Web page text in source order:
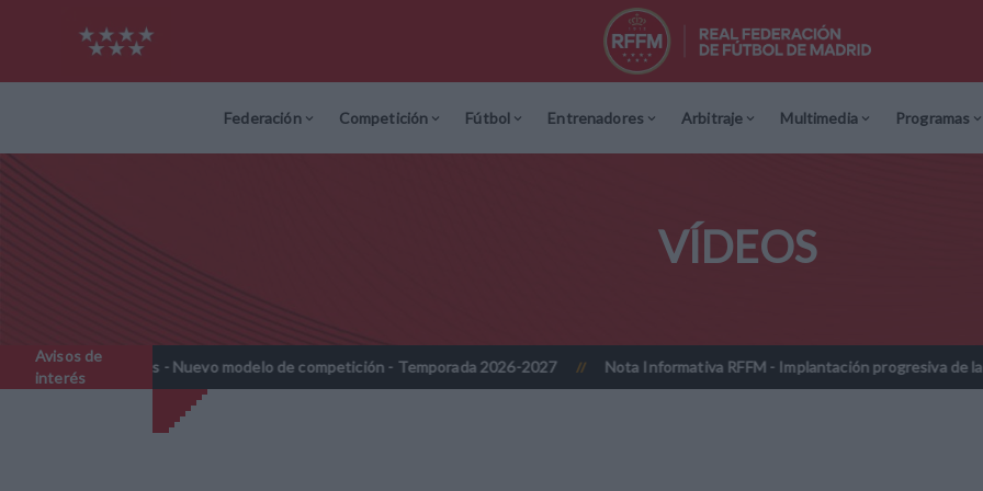
Federación Competición Fútbol Entrenadores Arbitraje Multimedia Programas
VÍDEOS
Avisos de
interés
- Nuevo modelo de competición - Temporada 2026-2027 // Nota Informativa RFFM - Implantación progresiva de la firma